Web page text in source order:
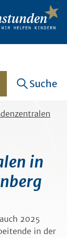
Suche
in
2025
in der